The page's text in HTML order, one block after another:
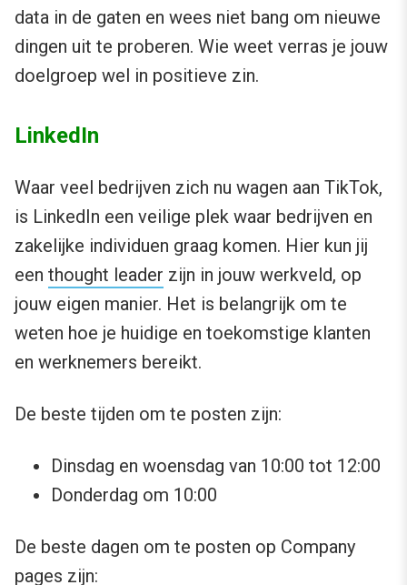
data in de gaten en wees niet bang om nieuwe
dingen uit te proberen. Wie weet verras je jouw
doelgroep wel in positieve zin.
LinkedIn
Waar veel bedrijven zich nu wagen aan TikTok,
is LinkedIn een veilige plek waar bedrijven en
zakelijke individuen graag komen. Hier kun jij
een thought leader zijn in jouw werkveld, op
jouw eigen manier. Het is belangrijk om te
weten hoe je huidige en toekomstige klanten
en werknemers bereikt.
De beste tijden om te posten zijn:
Dinsdag en woensdag van 10:00 tot 12:00
Donderdag om 10:00
De beste dagen om te posten op Company
pages zijn: